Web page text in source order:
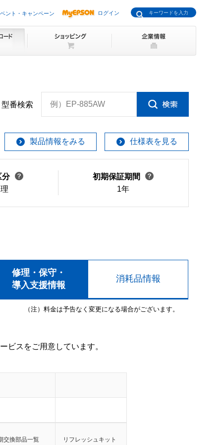
ント・キャンペーン ログイン
型番検索 例）EP-885AW
製品情報をみる 仕様表を見る
分
初期保証期間
1年
修理・保守・
導入支援情報
消耗品情報
（注）料金は予告なく変更になる場合がございます。
ビスをご用意しています。
交換部品一覧 リフレッシュキット